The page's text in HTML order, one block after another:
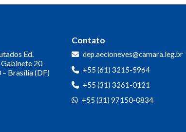
Ed.
20
Brasília (DF)
Contato
dep.aecioneves@camara.leg.br
+55 (61) 3215-5964
+55 (31) 3261-0121
+55 (31) 97150-0834